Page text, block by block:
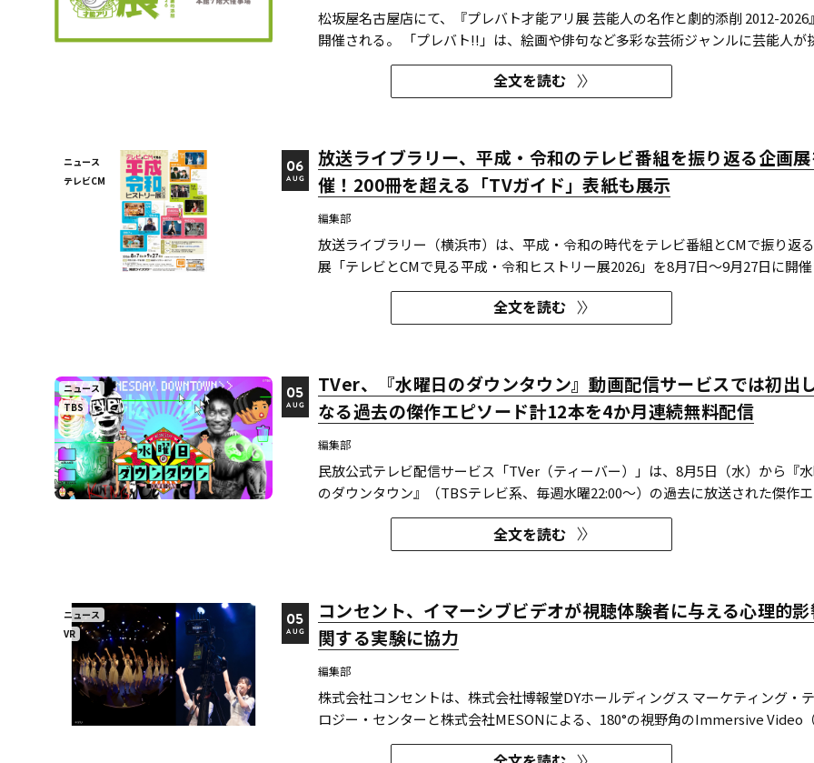
松坂屋名古屋店にて、『プレバト才能アリ展 芸能人の名作と劇的添削 2012-2026
開催される。 「プレバト!!」は、絵画や俳句など多彩な芸術ジャンルに芸能人が
し、その作品を超一流の講師陣が才能アリ/ナシで厳しく査定する教養バラエティ
組だ。 本展では、定番ジャンルの俳句・水彩画から、大漁旗や黒板アートといっ
全文を読む
ニュース
テレビCM
放送ライブラリー、平成・令和のテレビ番組を振り返る企画
催！200冊を超える「TVガイド」表紙も展示
編集部
06
AUG
放送ライブラリー（横浜市）は、平成・令和の時代をテレビ番組とCMで振り返
展「テレビとCMで見る平成・令和ヒストリー展2026」を8月7日～9月27日に開
全文を読む
ニュース
TBS
TVer、『水曜日のダウンタウン』動画配信サービスでは初出
なる過去の傑作エピソード計12本を4か月連続無料配信
編集部
05
AUG
民放公式テレビ配信サービス「TVer（ティーバー）」は、8月5日（水）から『
のダウンタウン』（TBSテレビ系、毎週水曜22:00～）の過去に放送された傑作
ード計12本を4か月にわたり配信する。本エピソードが動画配信サービスで配信さ
のは今回が初めてとなる。TVerはすべて無料で見放題となっている。 『水曜日のダウ
全文を読む
ニュース
VR
コンセント、イマーシブビデオが視聴体験者に与える心理的影
関する実験に協力
編集部
05
AUG
株式会社コンセントは、株式会社博報堂DYホールディングス マーケティング・
ロジー・センターと株式会社MESONによる、180°の視野角のImmersive Video
下、イマーシブビデオ）を実験刺激に用いた心理実験に協力し、そのプレプリン